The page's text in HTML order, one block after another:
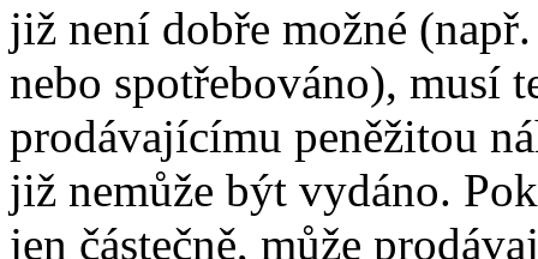
již není dobře možné
nebo spotřebováno), musí
prodávajícímu peněžitou
již nemůže být vydáno.
jen částečně, může